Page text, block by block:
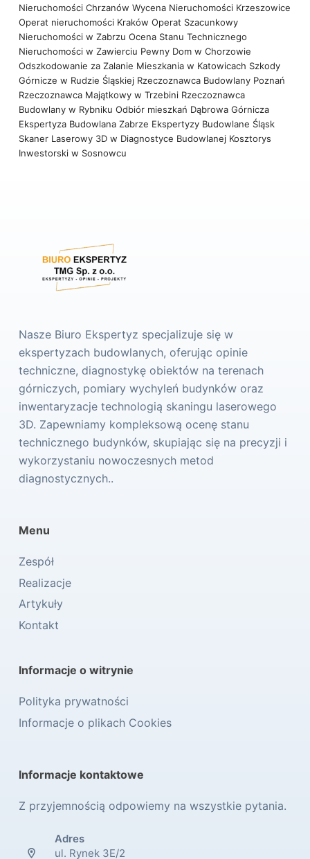
Nieruchomości Chrzanów Wycena Nieruchomości Krzeszowice
Operat nieruchomości Kraków Operat Szacunkowy
Nieruchomości w Zabrzu Ocena Stanu Technicznego
Nieruchomości w Zawierciu Pewny Dom w Chorzowie
Odszkodowanie za Zalanie Mieszkania w Katowicach Szkody
Górnicze w Rudzie Śląskiej Rzeczoznawca Budowlany Poznań
Rzeczoznawca Majątkowy w Trzebini Rzeczoznawca
Budowlany w Rybniku Odbiór mieszkań Dąbrowa Górnicza
Ekspertyza Budowlana Zabrze Ekspertyzy Budowlane Śląsk
Skaner Laserowy 3D w Diagnostyce Budowlanej Kosztorys
Inwestorski w Sosnowcu
Nasze Biuro Ekspertyz specjalizuje się w
ekspertyzach budowlanych, oferując opinie
techniczne, diagnostykę obiektów na terenach
górniczych, pomiary wychyleń budynków oraz
inwentaryzacje technologią skaningu laserowego
3D. Zapewniamy kompleksową ocenę stanu
technicznego budynków, skupiając się na precyzji i
wykorzystaniu nowoczesnych metod
diagnostycznych..
Menu
Zespół
Realizacje
Artykuły
Kontakt
Informacje o witrynie
Polityka prywatności
Informacje o plikach Cookies
Informacje kontaktowe
Z przyjemnością odpowiemy na wszystkie pytania.
Adres
ul. Rynek 3E/2